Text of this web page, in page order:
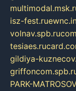
isz-fest.ru
volnav.spb.ru
tesiaes.ru
gildiya-
PARK-